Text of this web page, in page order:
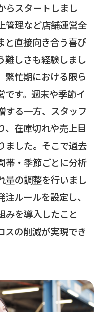
らスタートしまし
管理など店舗運営全
と直接向き合う喜び
難しさも経験しまし
繁忙期における限ら
です。週末や季節イ
する一方、スタッフ
、在庫切れや売上目
ました。そこで過去
帯・季節ごとに分析
量の調整を行いまし
ルールを設定し、
みを導入したこと
スの削減が実現でき